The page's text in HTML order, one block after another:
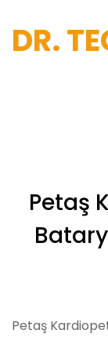
DR.
Petaş
Petaş Kardiopet